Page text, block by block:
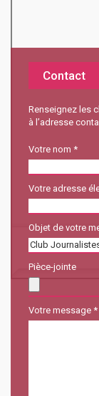
Contact
Renseignez les
à l’adresse
Votre nom *
Votre adresse
Objet de votre
Pièce-jointe
Votre message *